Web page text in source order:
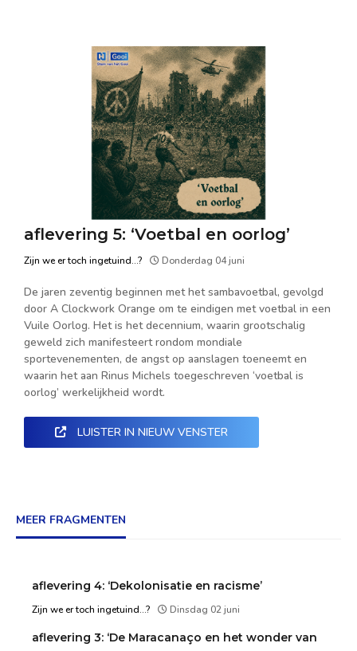
aflevering 5: ‘Voetbal en oorlog’
Zijn we er toch ingetuind...? Donderdag 04 juni
De jaren zeventig beginnen met het sambavoetbal, gevolgd
door A Clockwork Orange om te eindigen met voetbal in een
Vuile Oorlog. Het is het decennium, waarin grootschalig
geweld zich manifesteert rondom mondiale
sportevenementen, de angst op aanslagen toeneemt en
waarin het aan Rinus Michels toegeschreven ‘voetbal is
oorlog’ werkelijkheid wordt.
LUISTER IN NIEUW VENSTER
MEER FRAGMENTEN
aflevering 4: ‘Dekolonisatie en racisme’
Zijn we er toch ingetuind...? Dinsdag 02 juni
aflevering 3: ‘De Maracanaço en het wonder van